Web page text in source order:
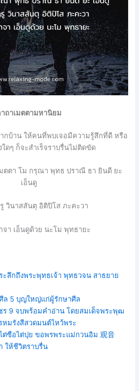
ถาเมตตามหานิยม
กบ้าน ให้คนที่พบเจอมีความรู้สึกที่ดี หรือ
ใดๆ ก็จะสำเร็จราบรื่นไม่ติดขัด
ตตา โม กรุณา พุทธ ปราณี ธา ยินดี ยะ
เอ็นดู
วินาสสันตุ อิติปิโส ภะคะวา
จา เอ็นดูด้วย นะโม พุทธายะ
ลึกถึงพระพุทธเจ้า พุทธวจน สาธยาย
ล 5 บุญใหญ่แก่ผู้รักษาศีล
9 จบพร้อมคําอ่าน โดยสมเด็จพระพุฒ
หมรังสีสวดมนต์ไหว้พระ
ต่ซือไต่ปุย ขอพรพระแม่กวนอิม 观音
ให้ชีวิตราบรื่น